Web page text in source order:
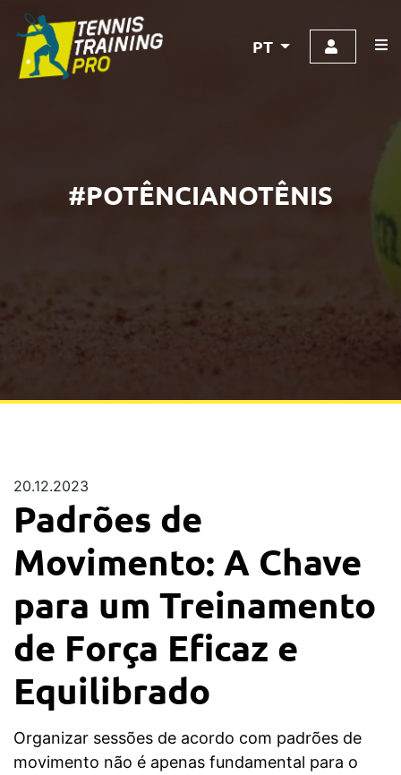
PT
#POTÊNCIANOTÊNIS
20.12.2023
Padrões de
Movimento: A Chave
para um Treinamento
de Força Eficaz e
Equilibrado
Organizar sessões de acordo com padrões de
movimento não é apenas fundamental para o